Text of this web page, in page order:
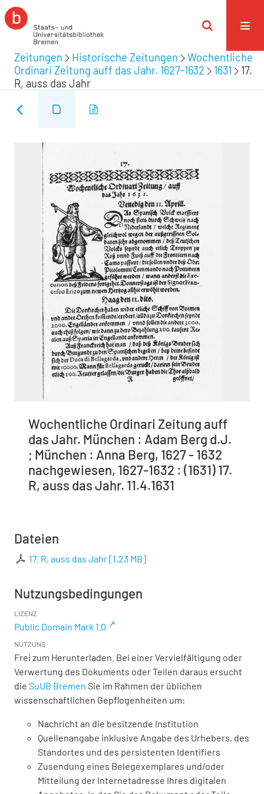
Zeitungen Historische Zeitungen
Wochentliche
Ordinari Zeitung auff das Jahr. 1627-1632
1631
17.
R, auss das Jahr
Wochentliche Ordinari Zeitung auff
das Jahr. München : Adam Berg d.J.
; München : Anna Berg, 1627 - 1632
nachgewiesen, 1627-1632 : (1631) 17.
R, auss das Jahr. 11.4.1631
Dateien
17. R, auss das Jahr[1,23 MB]
Nutzungsbedingungen
LIZENZ
Public Domain Mark 1.0
NUTZUNG
Frei zum Herunterladen. Bei einer Vervielfältigung oder
Verwertung des Dokuments oder Teilen daraus ersucht
die SuUB Bremen Sie im Rahmen der üblichen
wissenschaftlichen Gepflogenheiten um:
Nachricht an die besitzende Institution
Quellenangabe inklusive Angabe des Urhebers, des
Standortes und des persistenten Identifiers
Zusendung eines Belegexemplares und/oder
Mitteilung der Internetadresse Ihres digitalen